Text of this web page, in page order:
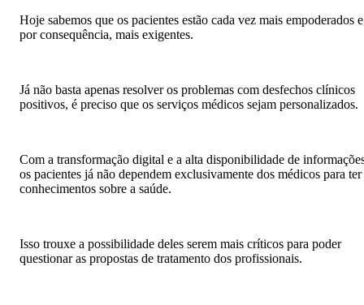
Hoje sabemos que os pacientes estão cada vez mais empoderados
por consequência, mais exigentes.
Já não basta apenas resolver os problemas com desfechos clínicos
positivos, é preciso que os serviços médicos sejam personalizados.
Com a transformação digital e a alta disponibilidade de
os pacientes já não dependem exclusivamente dos médicos para ter
conhecimentos sobre a saúde.
Isso trouxe a possibilidade deles serem mais críticos para poder
questionar as propostas de tratamento dos profissionais.